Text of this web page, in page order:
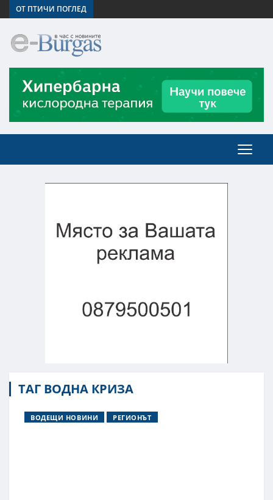
ОТ ПТИЧИ ПОГЛЕД
ТАГ ВОДНА КРИЗА
ВОДЕЩИ НОВИНИ РЕГИОНЪТ